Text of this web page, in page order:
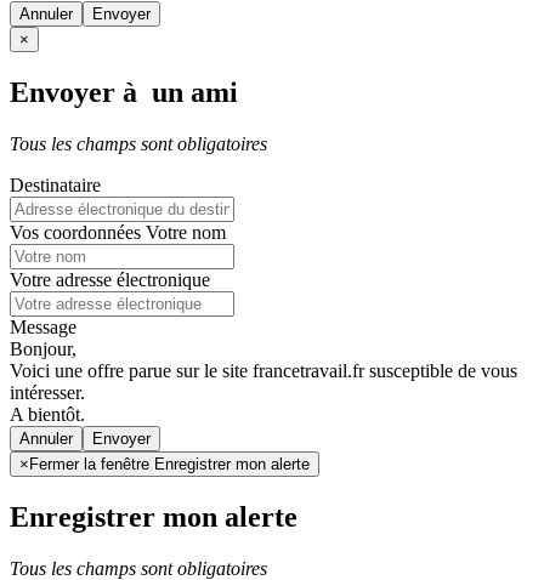
Annuler
×
Envoyer à un ami
Tous les champs sont obligatoires
Destinataire
Vos coordonnées Votre nom
Votre adresse électronique
Message
Bonjour,
Voici une offre parue sur le site francetravail.fr susceptible de vous
intéresser.
A bientôt.
Annuler
× Fermer la fenêtre Enregistrer mon alerte
Enregistrer mon alerte
Tous les champs sont obligatoires